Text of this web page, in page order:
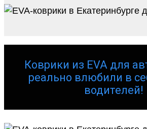
Коврики из EVA для
реально влюбили в
водителей!